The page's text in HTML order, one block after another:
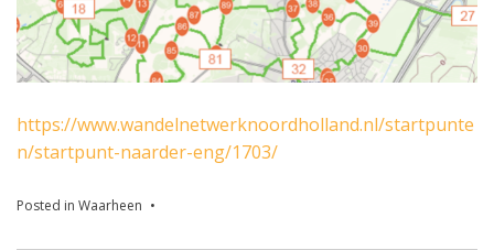
https://www.wandelnetwerknoordholland.nl/startpunte
n/startpunt-naarder-eng/1703/
Posted in Waarheen